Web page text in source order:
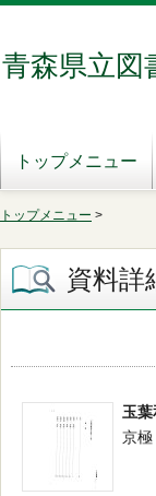
青森県立図
トップメニュー
トップメニュー >
資料詳
玉
京